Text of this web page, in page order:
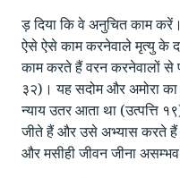
ड़ दिया कि वे अनुचित काम
ऐसे ऐसे काम करनेवाले मृत्यु के
काम करते हैं वरन करनेवालों से
३२)। यह सदोम और अमोरा
न्याय उतर आता था (उत्पत्ति
जीते हैं और उसे अभ्यास करते हैं
और मसीही जीवन जीना